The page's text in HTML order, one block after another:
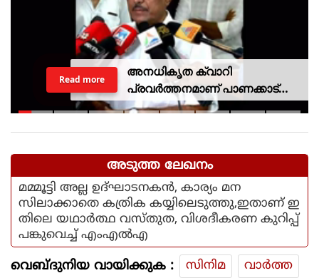
അനധികൃത ക്വാറി
പ്രവര്‍ത്തനമാണ് പാണക്കാട്
ഉരുള്‍പൊട്ടലിന്
Read more
അടുത്ത ലേഖനം
മമ്മൂട്ടി അല്ല ഉദ്ഘാടനകന്‍, കാര്യം മന
സിലാക്കാതെ കത്രിക കയ്യിലെടുത്തു,ഇതാണ് ഇ
തിലെ യഥാര്‍ത്ഥ വസ്തുത, വിശദീകരണ കുറിപ്പ്
പങ്കുവെച്ച് എംഎല്‍എ
വെബ്ദുനിയ വായിക്കുക : സിനിമ
വാര്‍ത്ത